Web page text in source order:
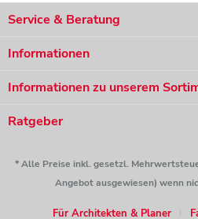
Service & Beratung
Informationen
Informationen zu unserem
Ratgeber
* Alle Preise inkl. gesetzl.
Angebot ausgewiesen) wenn
Für Architekten & Planer